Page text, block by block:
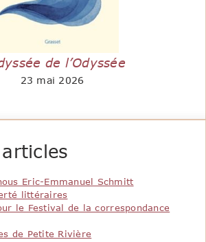
de l’Odyssée
23 mai 2026
Eric-Emmanuel Schmitt
littéraires
le Festival de la correspondance
de Petite Rivière